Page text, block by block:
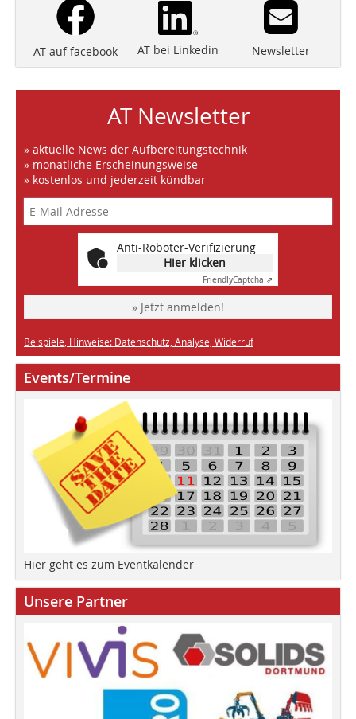
AT auf facebook AT bei Linkedin Newsletter
AT Newsletter
» aktuelle News der Aufbereitungstechnik
» monatliche Erscheinungsweise
» kostenlos und jederzeit kündbar
Anti-Roboter-Verifizierung
Hier klicken
FriendlyCaptcha ⇗
» Jetzt anmelden!
Beispiele, Hinweise: Datenschutz, Analyse, Widerruf
Events/Termine
Hier geht es zum Eventkalender
Unsere Partner